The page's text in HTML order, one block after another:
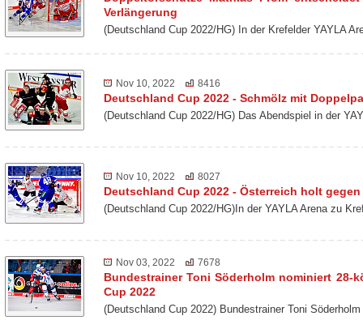
Verlängerung
(Deutschland Cup 2022/HG) In der Krefelder YAYLA
Nov 10, 2022 8416
Deutschland Cup 2022 - Schmölz mit
(Deutschland Cup 2022/HG) Das Abendspiel in der
Nov 10, 2022 8027
Deutschland Cup 2022 - Österreich holt
(Deutschland Cup 2022/HG)In der YAYLA Arena zu
Nov 03, 2022 7678
Bundestrainer Toni Söderholm nominiert
Cup 2022
(Deutschland Cup 2022) Bundestrainer Toni